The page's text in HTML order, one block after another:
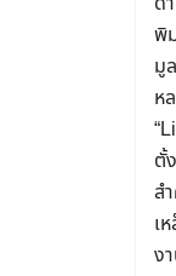
พิ
มู
ห
ตั้
ส
เ
ง